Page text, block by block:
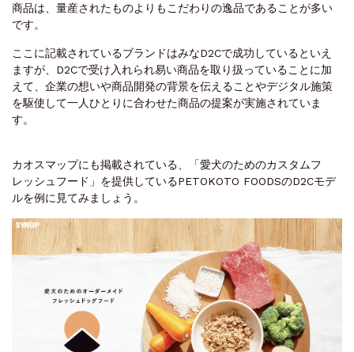
商品は、量産されたものよりもこだわりの逸品であることが多い
です。
ここに記載されているブランドはみなD2Cで成功しているといえ
ますが、D2Cで受け入れられ易い商品を取り扱っていることに加
えて、企業の想いや商品開発の背景を伝えることやデジタル施策
を駆使して一人ひとりに合わせた商品の提案が実施されていま
す。
カオスマップにも掲載されている、「愛犬のためのカスタムフ
レッシュフード」を提供しているPETOKOTO FOODSのD2Cモデ
ルを例に見てみましょう。